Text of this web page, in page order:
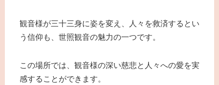
観音様が三十三身に姿を変え、人々を救済するとい
う信仰も、世照観音の魅力の一つです。
この場所では、観音様の深い慈悲と人々への愛を実
感することができます。